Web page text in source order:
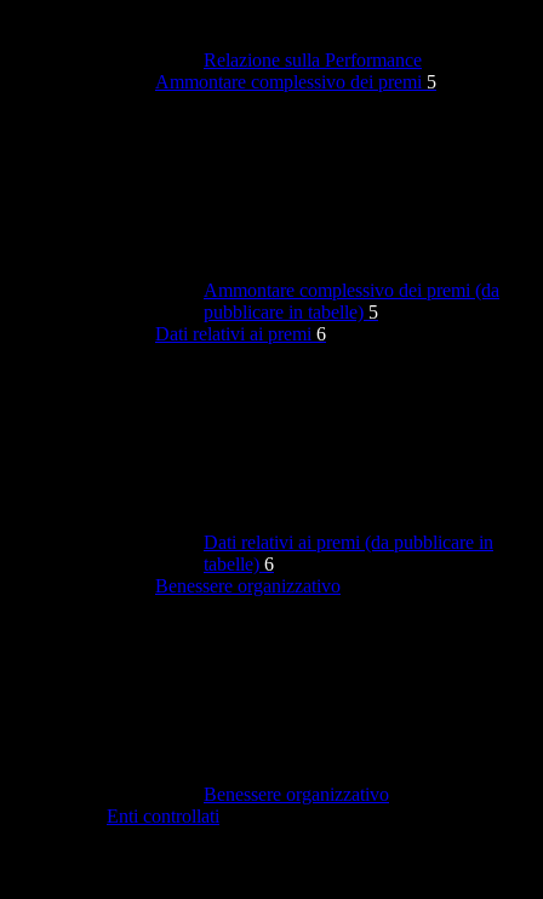
Relazione sulla Performance
Ammontare complessivo dei premi 5
Ammontare complessivo dei premi (da
pubblicare in tabelle) 5
Dati relativi ai premi 6
Dati relativi ai premi (da pubblicare in
tabelle) 6
Benessere organizzativo
Benessere organizzativo
Enti controllati